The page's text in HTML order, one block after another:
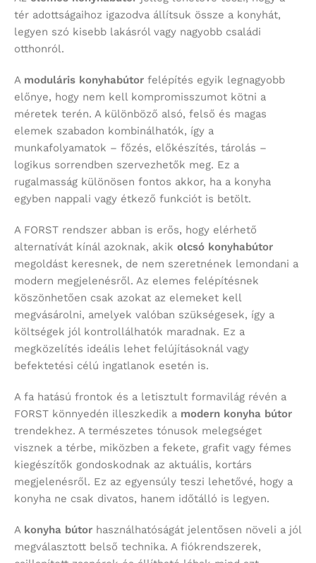
tér adottságaihoz igazodva állítsuk össze a konyhát,
legyen szó kisebb lakásról vagy nagyobb családi
otthonról.
A moduláris konyhabútor felépítés egyik legnagyobb
előnye, hogy nem kell kompromisszumot kötni a
méretek terén. A különböző alsó, felső és magas
elemek szabadon kombinálhatók, így a
munkafolyamatok – főzés, előkészítés, tárolás –
logikus sorrendben szervezhetők meg. Ez a
rugalmasság különösen fontos akkor, ha a konyha
egyben nappali vagy étkező funkciót is betölt.
A FORST rendszer abban is erős, hogy elérhető
alternatívát kínál azoknak, akik olcsó konyhabútor
megoldást keresnek, de nem szeretnének lemondani a
modern megjelenésről. Az elemes felépítésnek
köszönhetően csak azokat az elemeket kell
megvásárolni, amelyek valóban szükségesek, így a
költségek jól kontrollálhatók maradnak. Ez a
megközelítés ideális lehet felújításoknál vagy
befektetési célú ingatlanok esetén is.
A fa hatású frontok és a letisztult formavilág révén a
FORST könnyedén illeszkedik a modern konyha bútor
trendekhez. A természetes tónusok melegséget
visznek a térbe, miközben a fekete, grafit vagy fémes
kiegészítők gondoskodnak az aktuális, kortárs
megjelenésről. Ez az egyensúly teszi lehetővé, hogy a
konyha ne csak divatos, hanem időtálló is legyen.
A konyha bútor használhatóságát jelentősen növeli a jól
megválasztott belső technika. A fiókrendszerek,